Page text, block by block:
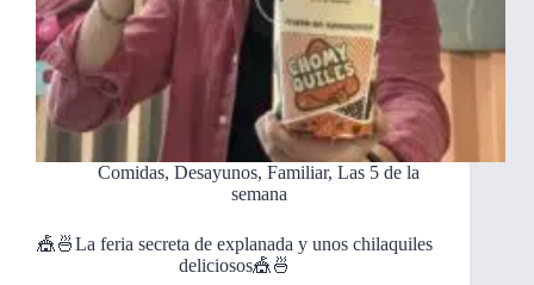
Comidas,Desayunos,Familiar,Las 5 de la
semana
🎪🍜La feria secreta de explanada y unos chilaquiles
deliciosos🎪🍜